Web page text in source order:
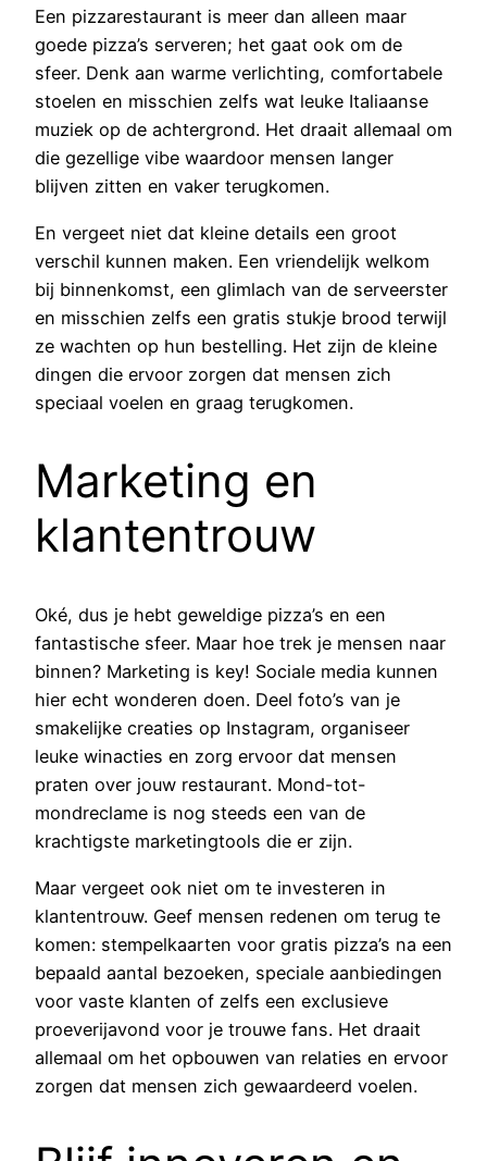
Een pizzarestaurant is meer dan alleen maar
goede pizza’s serveren; het gaat ook om de
sfeer. Denk aan warme verlichting, comfortabele
stoelen en misschien zelfs wat leuke Italiaanse
muziek op de achtergrond. Het draait allemaal om
die gezellige vibe waardoor mensen langer
blijven zitten en vaker terugkomen.
En vergeet niet dat kleine details een groot
verschil kunnen maken. Een vriendelijk welkom
bij binnenkomst, een glimlach van de serveerster
en misschien zelfs een gratis stukje brood terwijl
ze wachten op hun bestelling. Het zijn de kleine
dingen die ervoor zorgen dat mensen zich
speciaal voelen en graag terugkomen.
Marketing en
klantentrouw
Oké, dus je hebt geweldige pizza’s en een
fantastische sfeer. Maar hoe trek je mensen naar
binnen? Marketing is key! Sociale media kunnen
hier echt wonderen doen. Deel foto’s van je
smakelijke creaties op Instagram, organiseer
leuke winacties en zorg ervoor dat mensen
praten over jouw restaurant. Mond-tot-
mondreclame is nog steeds een van de
krachtigste marketingtools die er zijn.
Maar vergeet ook niet om te investeren in
klantentrouw. Geef mensen redenen om terug te
komen: stempelkaarten voor gratis pizza’s na een
bepaald aantal bezoeken, speciale aanbiedingen
voor vaste klanten of zelfs een exclusieve
proeverijavond voor je trouwe fans. Het draait
allemaal om het opbouwen van relaties en ervoor
zorgen dat mensen zich gewaardeerd voelen.